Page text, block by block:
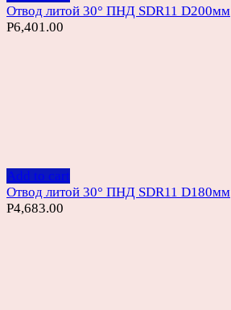
Отвод литой 30° ПНД SDR11 D200мм
Р6,401.00
Add to cart
Отвод литой 30° ПНД SDR11 D180мм
Р4,683.00